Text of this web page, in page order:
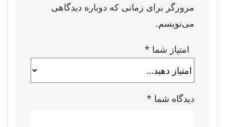
مرورگر برای زمانی که دوباره دیدگاهی
می‌نویسم.
امتیاز شما *
دیدگاه شما *